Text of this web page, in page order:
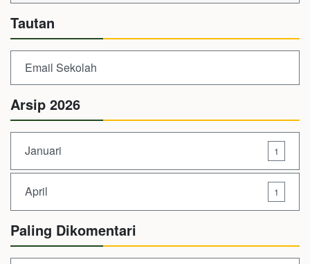
Tautan
Email Sekolah
Arsip 2026
Januari 1
April 1
Paling Dikomentari